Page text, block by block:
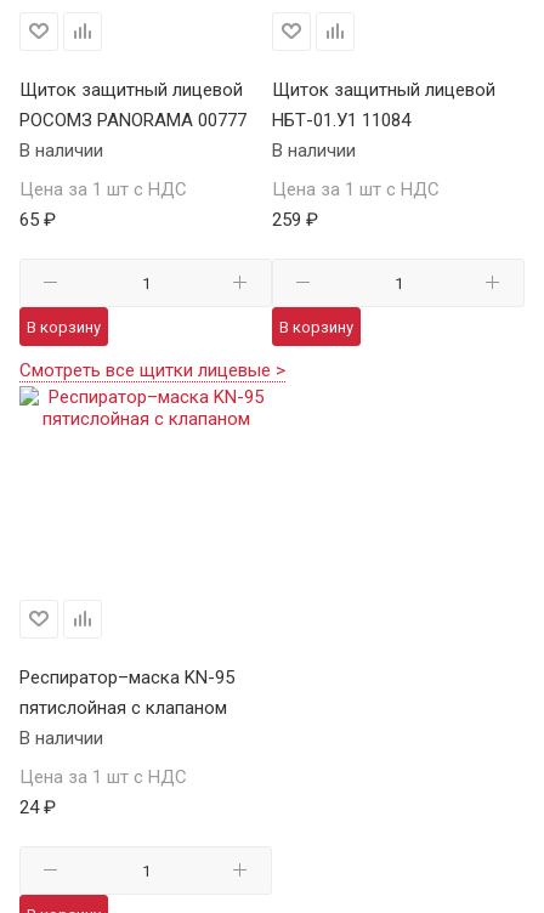
Щиток защитный лицевой
РОСОМЗ PANORAMA 00777
В наличии
Цена за 1 шт с НДС
65 ₽
В корзину
Щиток защитный лицевой
НБТ-01.У1 11084
В наличии
Цена за 1 шт с НДС
259 ₽
В корзину
Смотреть все щитки лицевые >
Респиратор–маска KN-95
пятислойная с клапаном
В наличии
Цена за 1 шт с НДС
24 ₽